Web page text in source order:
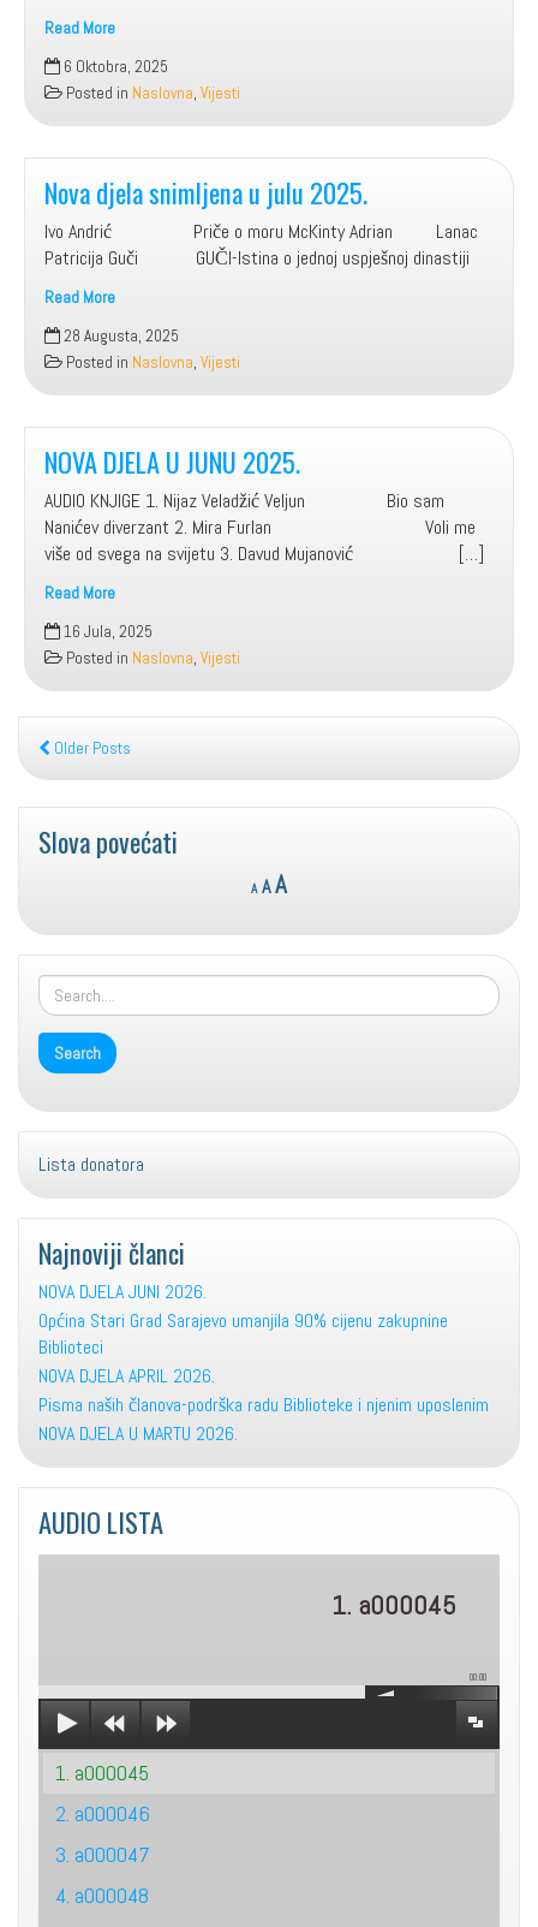
Read More
Prilog
sa
federalna.ba
gost
direktor
Sakib
Pleh
6 Oktobra, 2025
Posted in Naslovna, Vijesti
Nova djela snimljena u julu 2025.
Ivo Andrić Priče o moru McKinty Adrian Lanac
Patricija Guči GUČI-Istina o jednoj uspješnoj dinastiji
Read More
Nova
djela
snimljena
u
julu
2025.
28 Augusta, 2025
Posted in Naslovna, Vijesti
NOVA DJELA U JUNU 2025.
AUDIO KNJIGE 1. Nijaz Veladžić Veljun Bio sam
Nanićev diverzant 2. Mira Furlan Voli me
više od svega na svijetu 3. Davud Mujanović […]
Read More
NOVA
DJELA
U
JUNU
2025.
16 Jula, 2025
Posted in Naslovna, Vijesti
Older Posts
Slova povećati
A
Decrease
font
AReset
size.
AIncrease
size.
Lista donatora
Najnoviji članci
NOVA DJELA JUNI 2026.
Općina Stari Grad Sarajevo umanjila 90% cijenu zakupnine
Biblioteci
NOVA DJELA APRIL 2026.
Pisma naših članova-podrška radu Biblioteke i njenim uposlenim
NOVA DJELA U MARTU 2026.
AUDIO LISTA
1. a000045
00:00
1. a000045
2. a000046
3. a000047
4. a000048